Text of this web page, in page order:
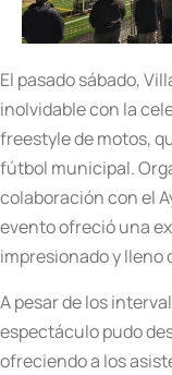
El pasado sábado,
inolvidable con la
freestyle de motos,
fútbol municipal.
colaboración con el
evento ofreció una
impresionado y lleno
A pesar de los
espectáculo pudo
ofreciendo a los